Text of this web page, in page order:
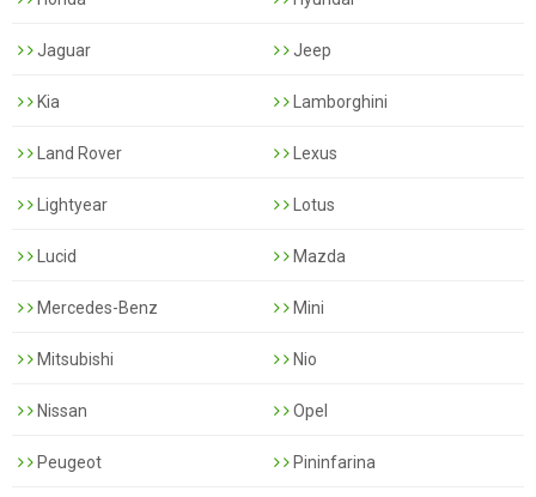
Jaguar Jeep
Kia Lamborghini
Land Rover Lexus
Lightyear Lotus
Lucid Mazda
Mercedes-Benz Mini
Mitsubishi Nio
Nissan Opel
Peugeot Pininfarina